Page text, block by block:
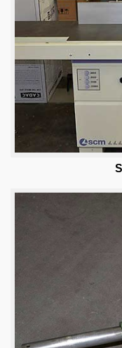
Videos
Wir über uns
06103-9744-0
Email